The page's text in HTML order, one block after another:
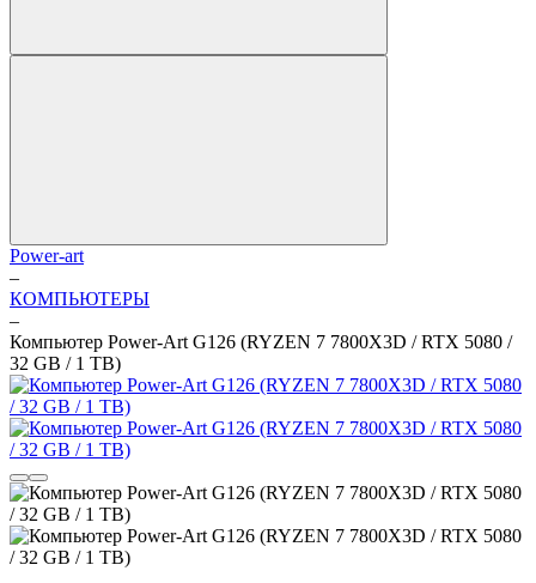
Power-art
–
КОМПЬЮТЕРЫ
–
Компьютер Power-Art G126 (RYZEN 7 7800X3D / RTX 5080 /
32 GB / 1 TB)